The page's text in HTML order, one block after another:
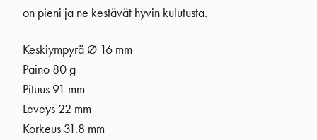
on pieni ja ne kestävät hyvin kulutusta.
Keskiympyrä Ø 16 mm
Paino 80 g
Pituus 91 mm
Leveys 22 mm
Korkeus 31.8 mm